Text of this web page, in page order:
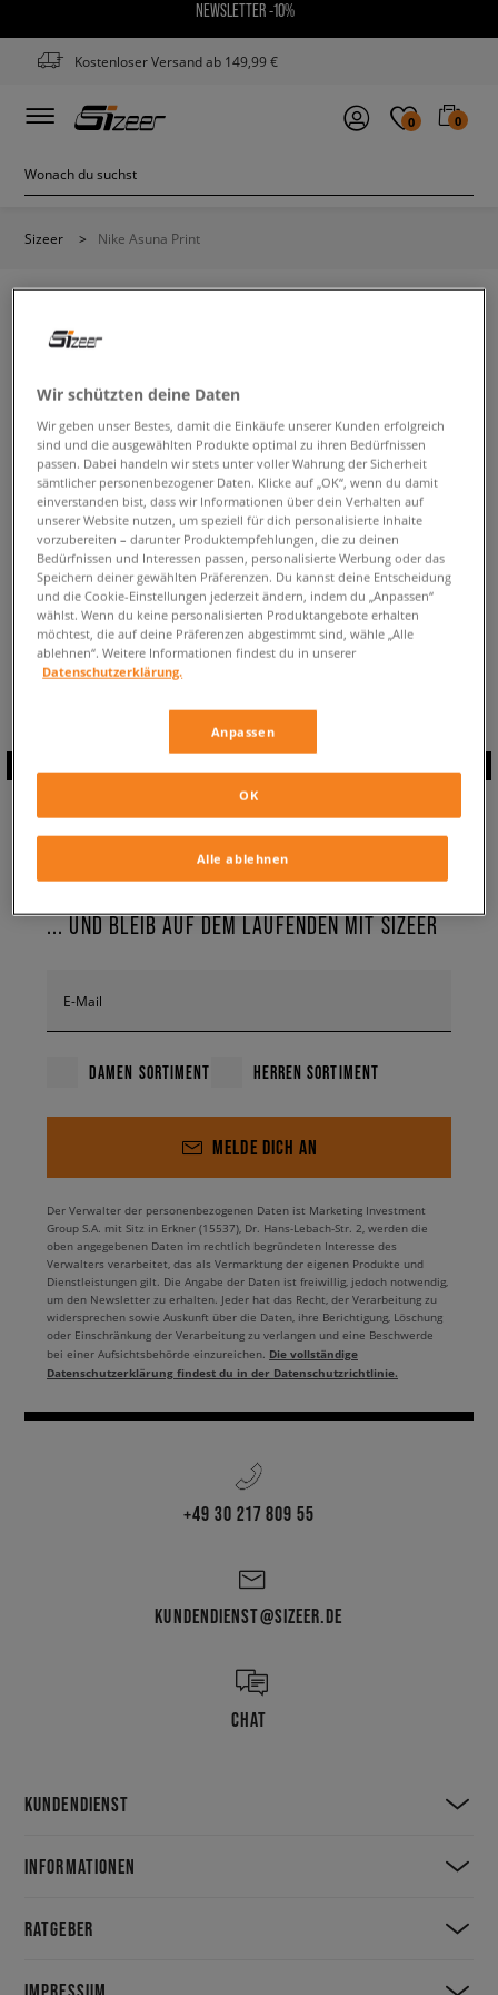
NEWSLETTER -10%
Kostenloser Versand ab 149,99 €
0 0
Sizeer > Nike Asuna Print
Ändere den Suchbegriff. Versuche, weniger Filter zu
verwenden.
ZURÜCK ZUM SHOP
Aktuell schaust du:Nike Asuna PrintBadeschuhe ✔️ für Damen
Verfügbare Anzahl:0
ABONNIERE UNSEREN
NEWSLETTER
... UND BLEIB AUF DEM LAUFENDEN MIT SIZEER
E-Mail
DAMEN SORTIMENT HERREN SORTIMENT
MELDE DICH AN
Der Verwalter der personenbezogenen Daten ist Marketing Investment
Group S.A. mit Sitz in Erkner (15537), Dr. Hans-Lebach-Str. 2, werden die
oben angegebenen Daten im rechtlich begründeten Interesse des
Verwalters verarbeitet, das als Vermarktung der eigenen Produkte und
Dienstleistungen gilt. Die Angabe der Daten ist freiwillig, jedoch notwendig,
um den Newsletter zu erhalten. Jeder hat das Recht, der Verarbeitung zu
widersprechen sowie Auskunft über die Daten, ihre Berichtigung, Löschung
oder Einschränkung der Verarbeitung zu verlangen und eine Beschwerde
bei einer Aufsichtsbehörde einzureichen. Die vollständige
Datenschutzerklärung findest du in der Datenschutzrichtlinie.
+49 30 217 809 55
KUNDENDIENST@SIZEER.DE
CHAT
KUNDENDIENST
INFORMATIONEN
RATGEBER
Wir schützten deine Daten
Wir geben unser Bestes, damit die Einkäufe unserer Kunden erfolgreich
sind und die ausgewählten Produkte optimal zu ihren Bedürfnissen
passen. Dabei handeln wir stets unter voller Wahrung der Sicherheit
sämtlicher personenbezogener Daten. Klicke auf „OK“, wenn du damit
einverstanden bist, dass wir Informationen über dein Verhalten auf
unserer Website nutzen, um speziell für dich personalisierte Inhalte
vorzubereiten – darunter Produktempfehlungen, die zu deinen
Bedürfnissen und Interessen passen, personalisierte Werbung oder das
Speichern deiner gewählten Präferenzen. Du kannst deine Entscheidung
und die Cookie-Einstellungen jederzeit ändern, indem du „Anpassen“
wählst. Wenn du keine personalisierten Produktangebote erhalten
möchtest, die auf deine Präferenzen abgestimmt sind, wähle „Alle
ablehnen“. Weitere Informationen findest du in unserer
Datenschutzerklärung.
Anpassen
Alle ablehnen
OK